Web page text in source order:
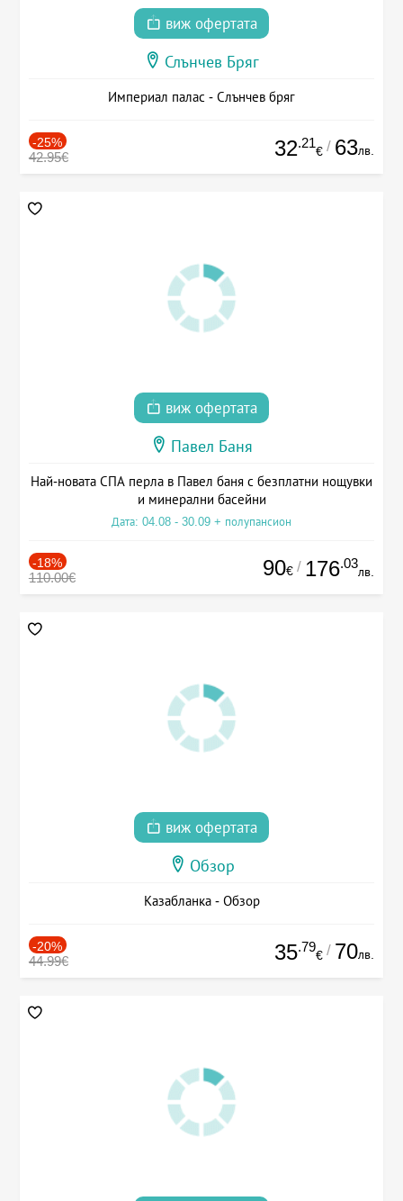
виж офертата
Слънчев Бряг
Империал палас - Слънчев бряг
-25%
42.95€ 32.21
€ / 63лв.
виж офертата
Павел Баня
Най-новата СПА перла в Павел баня с безплатни нощувки
и минерални басейни
Дата: 04.08 - 30.09 + полупансион
-18%
110.00€ 90€ / 176.03
лв.
виж офертата
Обзор
Казабланка - Обзор
-20%
44.99€ 35.79
€ / 70лв.